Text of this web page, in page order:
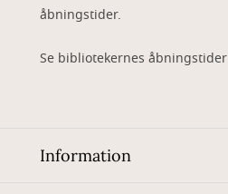
åbningstider.
Se bibliotekernes åbningstider
Information